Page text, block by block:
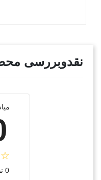
نقدوبررسی
0 نقد و بررسی